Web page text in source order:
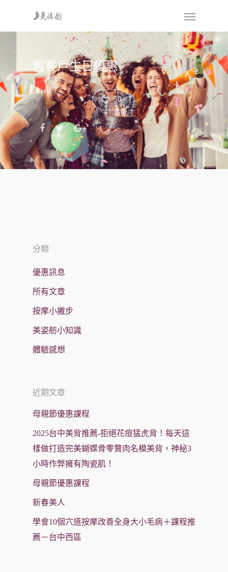
舊客戶生日優惠
50
分類
優惠訊息
所有文章
按摩小撇步
美姿舫小知識
體驗感想
近期文章
母親節優惠課程
2025台中美背推薦-拒絕花痘猛虎背！每天這
樣做打造完美蝴蝶骨零贅肉名模美背，神秘3
小時作弊擁有陶瓷肌！
母親節優惠課程
新春美人
學會10個穴道按摩改善全身大小毛病＋課程推
薦－台中西區